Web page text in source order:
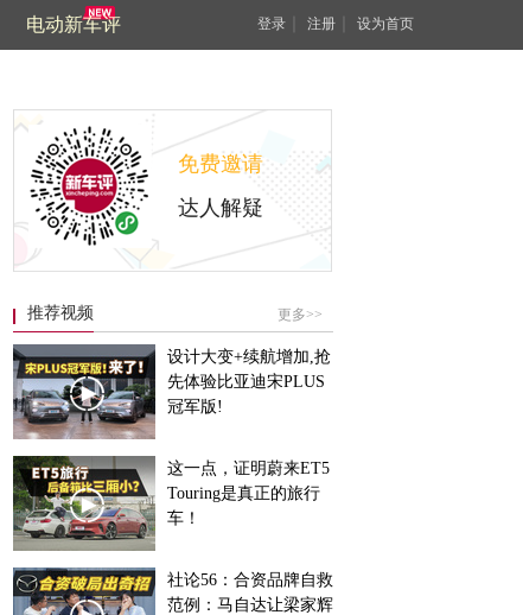
电动新车评 登录 注册 设为首页
免费邀请
达人解疑
推荐视频 更多>>
设计大变+续航增加,抢
先体验比亚迪宋PLUS
冠军版!
这一点，证明蔚来ET5
Touring是真正的旅行
车！
社论56：合资品牌自救
范例：马自达让梁家辉